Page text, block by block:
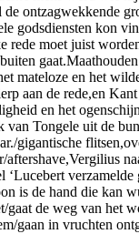
ontzagwekkende
godsdiensten kon
moet juist
mateloze en het
aan de rede,en
en het
Tongele uit de
gigantische
verzamelde
is de hand die kan
de weg van het
gaan in vruchten